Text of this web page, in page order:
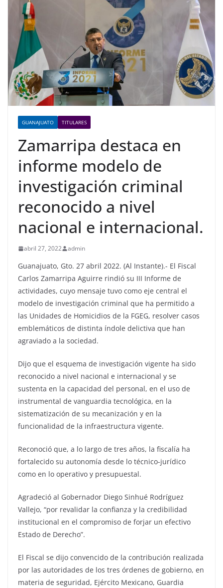
GUANAJUATO TITULARES
Zamarripa destaca en
informe modelo de
investigación criminal
reconocido a nivel
nacional e internacional.
abril 27, 2022 admin
Guanajuato, Gto. 27 abril 2022. (Al Instante).- El Fiscal
Carlos Zamarripa Aguirre rindió su III Informe de
actividades, cuyo mensaje tuvo como eje central el
modelo de investigación criminal que ha permitido a
las Unidades de Homicidios de la FGEG, resolver casos
emblemáticos de distinta índole delictiva que han
agraviado a la sociedad.
Dijo que el esquema de investigación vigente ha sido
reconocido a nivel nacional e internacional y se
sustenta en la capacidad del personal, en el uso de
instrumental de vanguardia tecnológica, en la
sistematización de su mecanización y en la
funcionalidad de la infraestructura vigente.
Reconoció que, a lo largo de tres años, la fiscalía ha
fortalecido su autonomía desde lo técnico-jurídico
como en lo operativo y presupuestal.
Agradeció al Gobernador Diego Sinhué Rodríguez
Vallejo, “por revalidar la confianza y la credibilidad
institucional en el compromiso de forjar un efectivo
Estado de Derecho”.
El Fiscal se dijo convencido de la contribución realizada
por las autoridades de los tres órdenes de gobierno, en
materia de seguridad, Ejército Mexicano, Guardia